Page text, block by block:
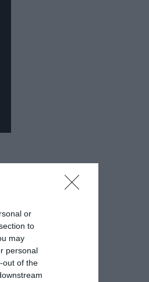
or
to
may
personal
out of the